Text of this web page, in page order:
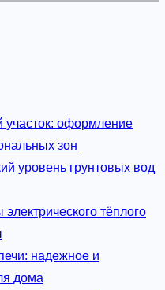
участок: оформление
зон
уровень грунтовых вод
тёплого
надежное и
дома